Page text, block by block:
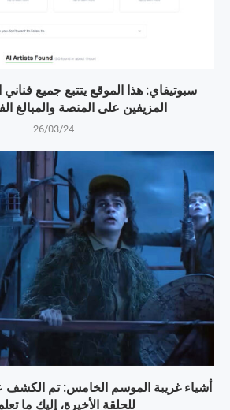
سبوتيفاي: هذا الموقع يتتبع جميع
المزيفين على المنصة والمبالغ
26/03/24
أشياء غريبة الموسم الخامس: تم الكشف
للحلقة الأخيرة، إليك ما